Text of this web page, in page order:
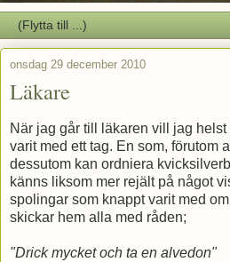
onsdag 29 december 2010
Läkare
När jag går till läkaren vill jag
varit med ett tag. En som, förutom
dessutom kan ordniera
känns liksom mer rejält på något
spolingar som knappt varit med
skickar hem alla med råden;
"Drick mycket och ta en alvedon"